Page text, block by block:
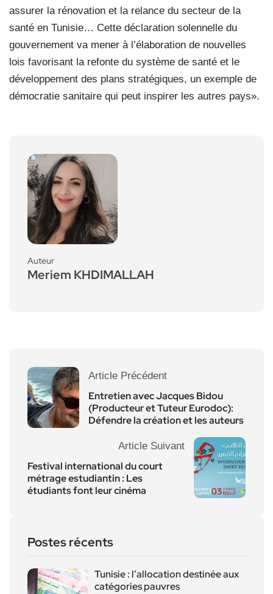
assurer la rénovation et la relance du secteur de la
santé en Tunisie… Cette déclaration solennelle du
gouvernement va mener à l’élaboration de nouvelles
lois favorisant la refonte du système de santé et le
développement des plans stratégiques, un exemple de
démocratie sanitaire qui peut inspirer les autres pays».
Auteur
Meriem KHDIMALLAH
Article Précédent
Entretien avec Jacques Bidou
(Producteur et Tuteur Eurodoc):
Défendre la création et les auteurs
Article Suivant
Festival international du court
métrage estudiantin : Les
étudiants font leur cinéma
Postes récents
Tunisie : l’allocation destinée aux
catégories pauvres